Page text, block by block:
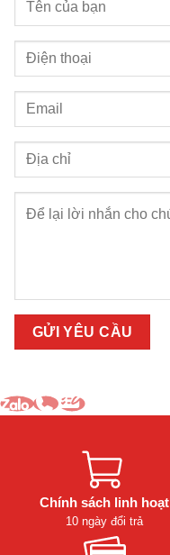
Chính sách linh hoạt
10 ngày đổi trả